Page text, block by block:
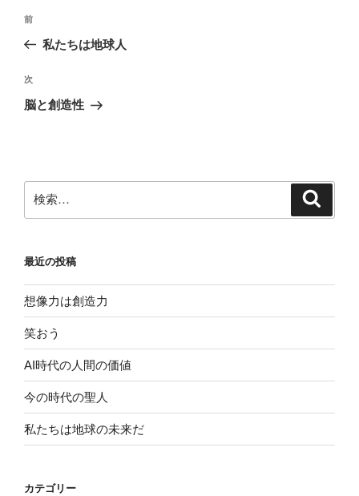
投
ビ
ゲ
ン
前
の
稿
前
私たちは地球人
次
の
次
脳と創造性
索:
最近の投稿
想像力は創造力
笑おう
AI時代の人間の価値
今の時代の聖人
私たちは地球の未来だ
カテゴリー